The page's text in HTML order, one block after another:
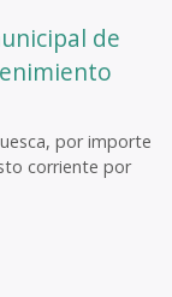
de
por importe
corriente por